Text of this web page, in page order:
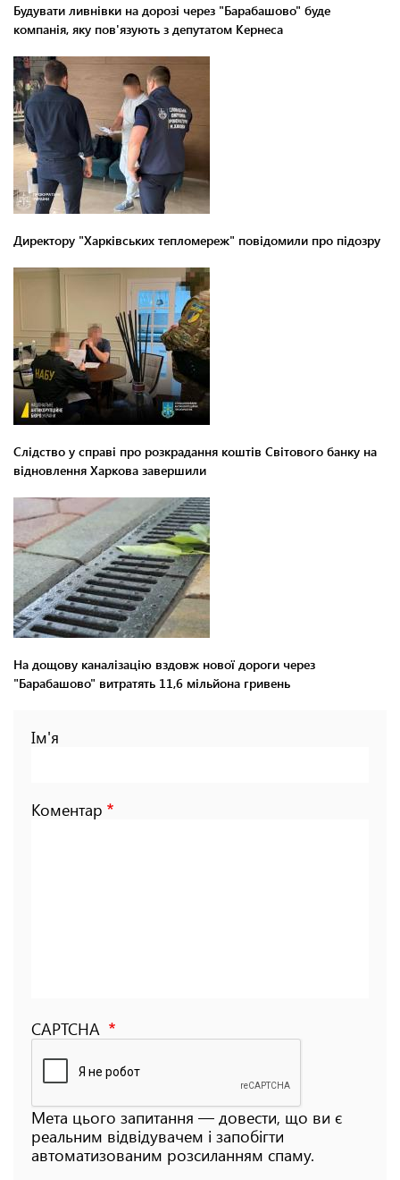
Будувати ливнівки на дорозі через "Барабашово" буде
компанія, яку пов'язують з депутатом Кернеса
Директору "Харківських тепломереж" повідомили про підозру
Слідство у справі про розкрадання коштів Світового банку на
відновлення Харкова завершили
На дощову каналізацію вздовж нової дороги через
"Барабашово" витратять 11,6 мільйона гривень
Ім'я
Коментар
CAPTCHA
Мета цього запитання — довести, що ви є
реальним відвідувачем і запобігти
автоматизованим розсиланням спаму.